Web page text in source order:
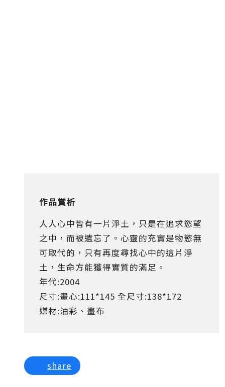
作品賞析
人人心中皆有一片淨土，只是在追求慾望
之中，而被遺忘了。心靈的充實是物慾無
可取代的，只有再度尋找心中的這片淨
土，生命方能獲得實質的滿足。
年代:2004
尺寸:畫心:111*145 全尺寸:138*172
媒材:油彩、畫布
share